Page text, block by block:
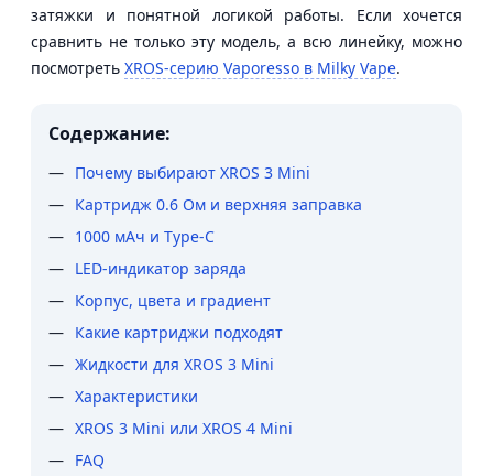
затяжки и понятной логикой работы. Если хочется
сравнить не только эту модель, а всю линейку, можно
посмотреть XROS-серию Vaporesso в Milky Vape.
Содержание:
Почему выбирают XROS 3 Mini
Картридж 0.6 Ом и верхняя заправка
1000 мАч и Type-C
LED-индикатор заряда
Корпус, цвета и градиент
Какие картриджи подходят
Жидкости для XROS 3 Mini
Характеристики
XROS 3 Mini или XROS 4 Mini
FAQ